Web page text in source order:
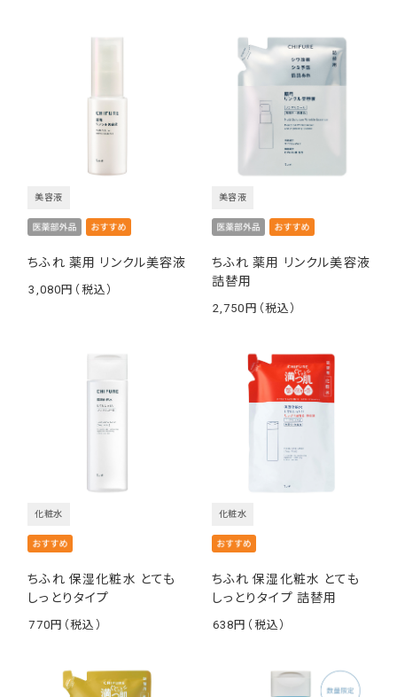
ちふれ 薬用 リンクル美容液
美容液
3,080
ちふれ 薬用 リンクル美容液
詰替用
美容液
2,750
ちふれ 保湿化粧水 とても
しっとりタイプ
化粧水
770
ちふれ 保湿化粧水 とても
しっとりタイプ 詰替用
化粧水
638